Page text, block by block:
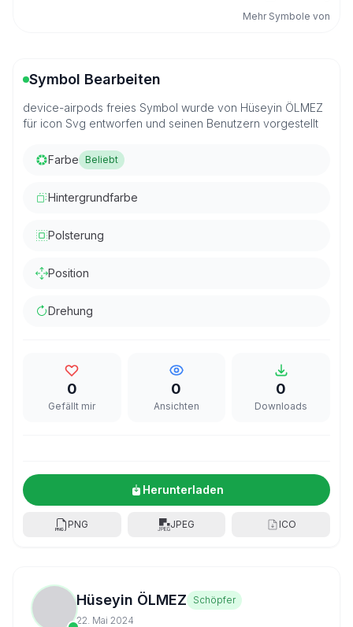
Mehr Symbole von
Symbol Bearbeiten
device-airpods freies Symbol wurde von Hüseyin ÖLMEZ
für icon Svg entworfen und seinen Benutzern vorgestellt
Farbe Beliebt
Hintergrundfarbe
Polsterung
Position
Drehung
0
Gefällt mir
0
Ansichten
0
Downloads
Herunterladen
PNG JPEG ICO
Hüseyin ÖLMEZ
Schöpfer
22. Mai 2024